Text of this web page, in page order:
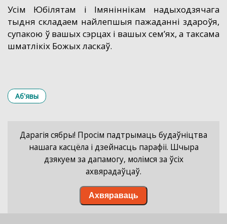
Усім Юбілятам і Імяніннікам надыходзячага
тыдня складаем найлепшыя пажаданні здароўя,
супакою ў вашых сэрцах і вашых сем’ях, а таксама
шматлікіх Божых ласкаў.
Аб'явы
Дарагія сябры! Просім падтрымаць будаўніцтва
нашага касцёла і дзейнасць парафіі. Шчыра
дзякуем за дапамогу, молімся за ўсіх
ахвярадаўцаў.
Ахвяраваць